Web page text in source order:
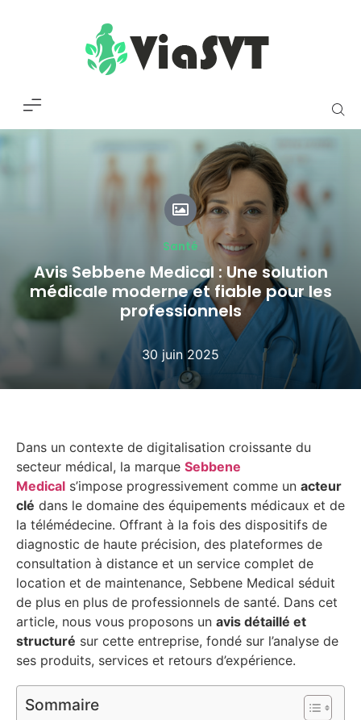
Santé
Avis Sebbene Medical : Une solution
médicale moderne et fiable pour les
professionnels
30 juin 2025
Dans un contexte de digitalisation croissante du
secteur médical, la marque Sebbene
Medical s’impose progressivement comme un acteur
clé dans le domaine des équipements médicaux et de
la télémédecine. Offrant à la fois des dispositifs de
diagnostic de haute précision, des plateformes de
consultation à distance et un service complet de
location et de maintenance, Sebbene Medical séduit
de plus en plus de professionnels de santé. Dans cet
article, nous vous proposons un avis détaillé et
structuré sur cette entreprise, fondé sur l’analyse de
ses produits, services et retours d’expérience.
Sommaire